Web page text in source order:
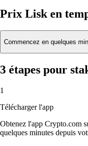
Prix Lisk en
Commencez en quelques
3 étapes pour
1
Télécharger l'app
Obtenez l'app Crypto.com
quelques minutes depuis